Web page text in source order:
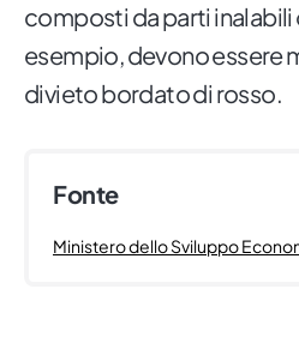
composti da parti
esempio, devono essere
divieto bordato di rosso.
Fonte
Ministero dello Sviluppo